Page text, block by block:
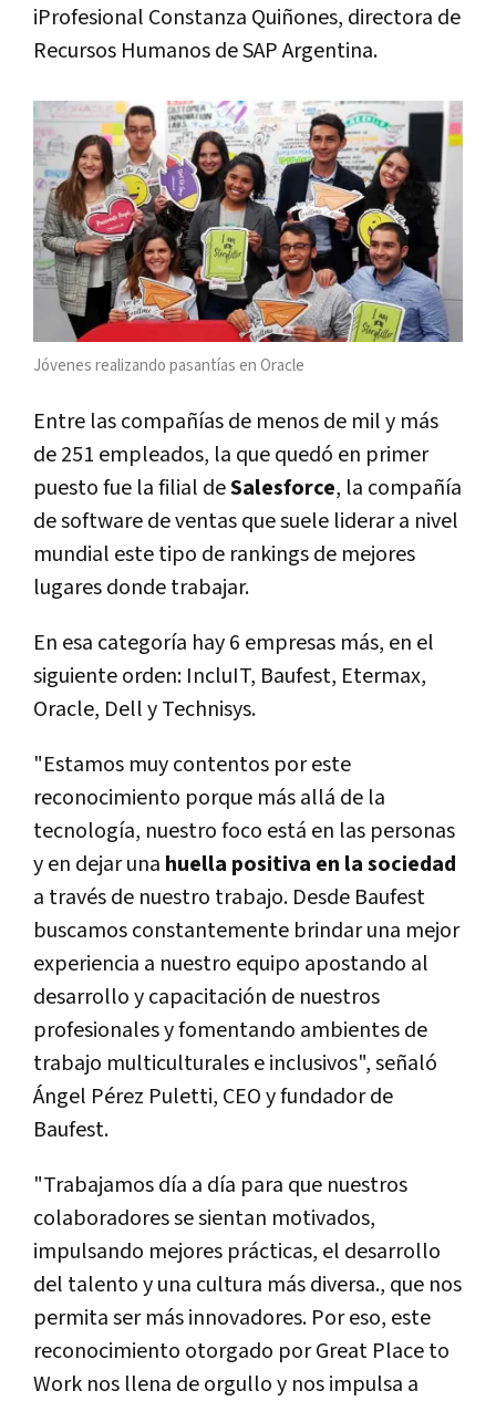
iProfesional Constanza Quiñones, directora de
Recursos Humanos de SAP Argentina.
Jóvenes realizando pasantías en Oracle
Entre las compañías de menos de mil y más
de 251 empleados, la que quedó en primer
puesto fue la filial deSalesforce, la compañía
de software de ventas que suele liderar a nivel
mundial este tipo de rankings de mejores
lugares donde trabajar.
En esa categoría hay 6 empresas más, en el
siguiente orden: IncluIT, Baufest, Etermax,
Oracle, Dell y Technisys.
"Estamos muy contentos por este
reconocimiento porque más allá de la
tecnología, nuestro foco está en las personas
y en dejar una huella positiva en la sociedad
a través de nuestro trabajo. Desde Baufest
buscamos constantemente brindar una mejor
experiencia a nuestro equipo apostando al
desarrollo y capacitación de nuestros
profesionales y fomentando ambientes de
trabajo multiculturales e inclusivos", señaló
Ángel Pérez Puletti, CEO y fundador de
Baufest.
"Trabajamos día a día para que nuestros
colaboradores se sientan motivados,
impulsando mejores prácticas, el desarrollo
del talento y una cultura más diversa., que nos
permita ser más innovadores. Por eso, este
reconocimiento otorgado por Great Place to
Work nos llena de orgullo y nos impulsa a